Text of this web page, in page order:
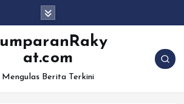
at.com
Mengulas Berita Terkini